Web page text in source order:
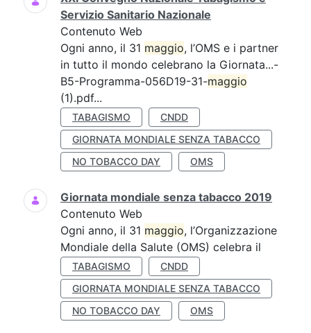
Servizio Sanitario Nazionale
Contenuto Web
Ogni anno, il 31 maggio, l’OMS e i partner
in tutto il mondo celebrano la Giornata...-
B5-Programma-056D19-31-maggio
(1).pdf...
TABAGISMO
CNDD
GIORNATA MONDIALE SENZA TABACCO
NO TOBACCO DAY
OMS
Giornata mondiale senza tabacco 2019
Contenuto Web
Ogni anno, il 31 maggio, l’Organizzazione
Mondiale della Salute (OMS) celebra il
TABAGISMO
CNDD
GIORNATA MONDIALE SENZA TABACCO
NO TOBACCO DAY
OMS